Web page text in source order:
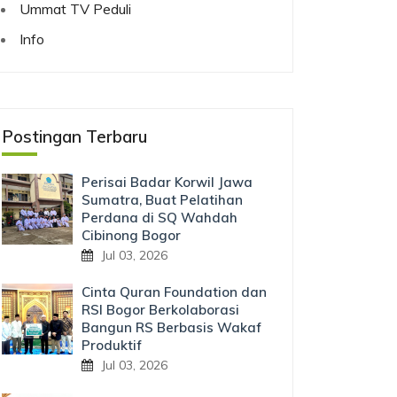
Ummat TV Peduli
Info
Postingan Terbaru
Perisai Badar Korwil Jawa
Sumatra, Buat Pelatihan
Perdana di SQ Wahdah
Cibinong Bogor
Jul 03, 2026
Cinta Quran Foundation dan
RSI Bogor Berkolaborasi
Bangun RS Berbasis Wakaf
Produktif
Jul 03, 2026